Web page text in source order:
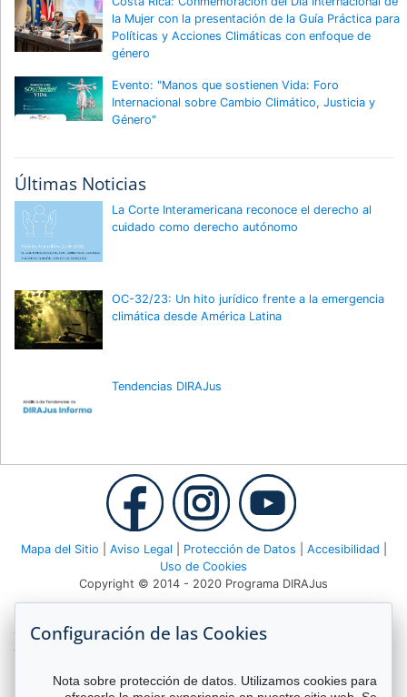
la Mujer con la presentación de la Guía Práctica para
Políticas y Acciones Climáticas con enfoque de
género
Evento: "Manos que sostienen Vida: Foro
Internacional sobre Cambio Climático, Justicia y
Género"
Últimas Noticias
La Corte Interamericana reconoce el derecho al
cuidado como derecho autónomo
OC-32/23: Un hito jurídico frente a la emergencia
climática desde América Latina
Tendencias DIRAJus
Mapa del Sitio Aviso Legal Protección de Datos Accesibilidad
Uso de Cookies
Copyright © 2014 - 2020 Programa DIRAJus
GmbH Agencia GIZ Costa Rica Apartado 8-4190 1000 San José,
Costa Rica Teléfono:
Configuración de las Cookies
Nota sobre protección de datos. Utilizamos cookies para